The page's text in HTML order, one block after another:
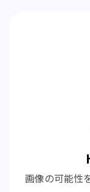
画像の可能性